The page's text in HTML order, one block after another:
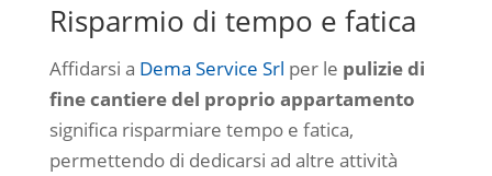
Risparmio di tempo e fatica
Affidarsi a Dema Service Srl per le pulizie di
fine cantiere del proprio appartamento
significa risparmiare tempo e fatica,
permettendo di dedicarsi ad altre attività